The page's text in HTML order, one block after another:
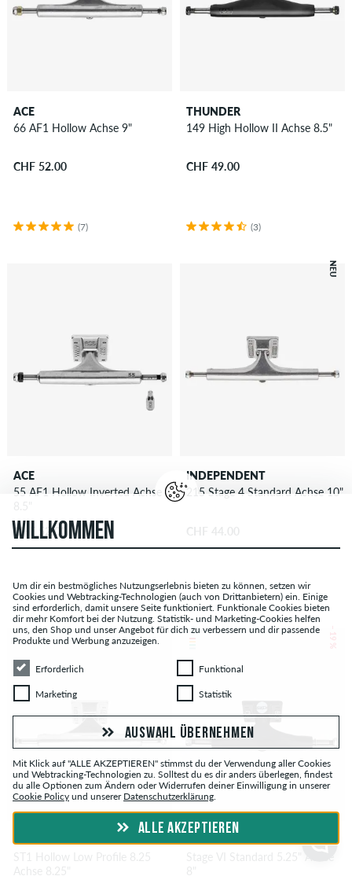
ACE
66 AF1 Hollow Achse 9"
CHF 52.00
(7)
THUNDER
149 High Hollow II Achse 8.5"
CHF 49.00
(3)
ACE
55 AF1 Hollow Inverted Achse
CHF 52.00
NEU
INDEPENDENT
215 Stage 4 Standard Achse 10"
SLAPPY
– 19 %
POLSTER
WILLKOMMEN
Um dir ein bestmögliches Nutzungserlebnis bieten zu können, setzen wir
Cookies und Webtracking-Technologien (auch von Drittanbietern) ein. Einige
sind erforderlich, damit unsere Seite funktioniert. Funktionale Cookies bieten
dir mehr Komfort bei der Nutzung. Statistik- und Marketing-Cookies helfen
uns, den Shop und unser Angebot für dich zu verbessern und dir passende
Produkte und Werbung anzuzeigen.
Erforderlich
Erforderlich FunktionalFunktional
MarketingMarketing StatistikStatistik
AUSWAHL ÜBERNEHMEN
Mit Klick auf "ALLE AKZEPTIEREN" stimmst du der Verwendung aller Cookies
und Webtracking-Technologien zu. Solltest du es dir anders überlegen, findest
du alle Optionen zum Ändern oder Widerrufen deiner Einwilligung in unserer
Cookie Policy und unserer Datenschutzerklärung.
ALLE AKZEPTIEREN